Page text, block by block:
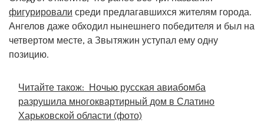
фигурировали среди предлагавшихся жителям города.
Ангелов даже обходил нынешнего победителя и был на
четвертом месте, а Звытяжин уступал ему одну
позицию.
Читайте також: Ночью русская авиабомба
разрушила многоквартирный дом в Слатино
Харьковской области (фото)